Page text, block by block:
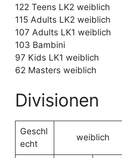
122 Teens LK2 weiblich
115 Adults LK2 weiblich
107 Adults LK1 weiblich
103 Bambini
97 Kids LK1 weiblich
62 Masters weiblich
Divisionen
Geschl
echt
weiblich